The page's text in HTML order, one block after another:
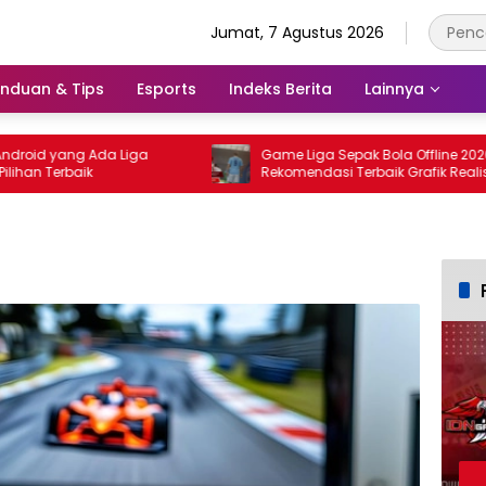
Jumat, 7 Agustus 2026
& Tips Esports Indeks Berita Lainnya
yang Ada Liga
Terbaik
Game Liga Sepak Bola Offline 2026:
Rekomendasi Terbaik Grafik Realistis